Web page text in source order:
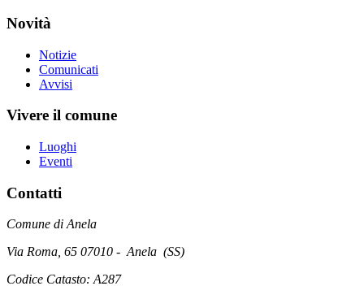
Novità
Notizie
Comunicati
Avvisi
Vivere il comune
Luoghi
Eventi
Contatti
Comune di Anela
Via Roma, 65 07010 - Anela (SS)
Codice Catasto: A287